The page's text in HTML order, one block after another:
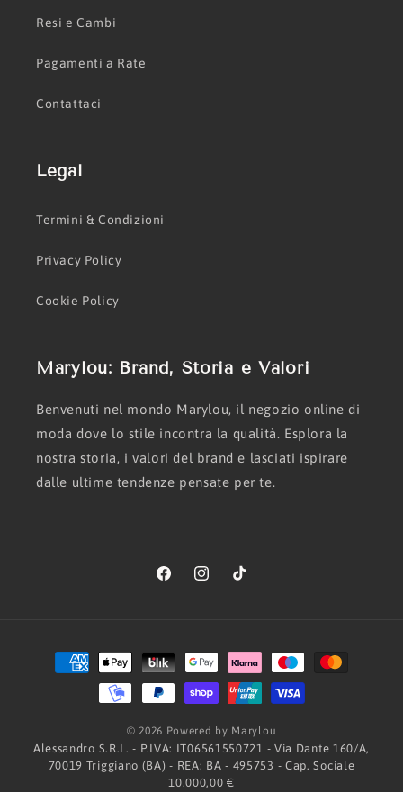
Resi e Cambi
Pagamenti a Rate
Contattaci
Legal
Termini & Condizioni
Privacy Policy
Cookie Policy
Marylou: Brand, Storia e Valori
Benvenuti nel mondo Marylou, il negozio online di
moda dove lo stile incontra la qualità. Esplora la
nostra storia, i valori del brand e lasciati ispirare
dalle ultime tendenze pensate per te.
FacebookInstagramTikTok
Metodi
di
pagamento
© 2026 Powered by Marylou
Alessandro S.R.L. - P.IVA: IT06561550721 - Via Dante 160/A,
70019 Triggiano (BA) - REA: BA - 495753 - Cap. Sociale
10.000,00 €